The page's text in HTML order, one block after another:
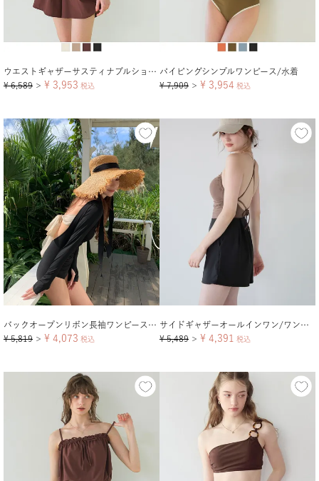
ウエストギャザーサスティナブルショートパンツ/水着
¥ 6,589 ＞ ¥ 3,953 税込
パイピングシンプルワンピース/水着
¥ 7,909 ＞ ¥ 3,954 税込
バックオープンリボン長袖ワンピース/水着【メール便可／100】
¥ 5,819 ＞ ¥ 4,073 税込
サイドギャザーオールインワン/ワンピース水着【メール便可／100】
¥ 5,489 ＞ ¥ 4,391 税込